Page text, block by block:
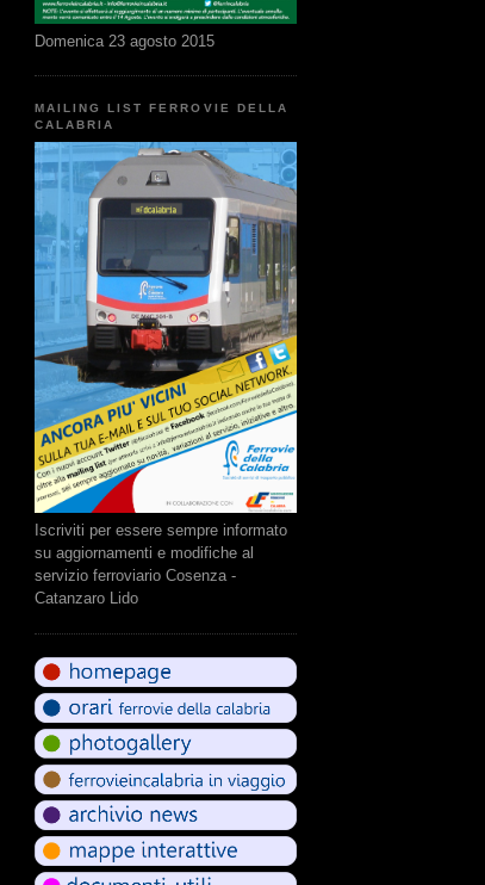
Domenica 23 agosto 2015
MAILING LIST FERROVIE DELLA
CALABRIA
Iscriviti per essere sempre informato
su aggiornamenti e modifiche al
servizio ferroviario Cosenza -
Catanzaro Lido